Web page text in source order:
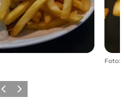
Foto:
ZurückWeiter